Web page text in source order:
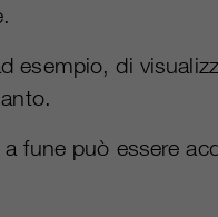
esempio, di
fune può essere